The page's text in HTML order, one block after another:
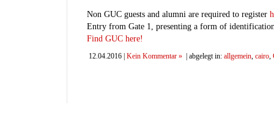
Non GUC guests and alumni are required to register
Entry from Gate 1, presenting a form of identification
Find GUC here!
12.04.2016 | Kein Kommentar » | abgelegt in: allgemein, cairo,